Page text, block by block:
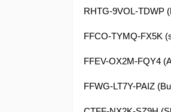
RHTG-9VOL-TDWP
FFCO-TYMQ-FX5K
FFEV-OX2M-FQY4
FFWG-LT7Y-PAIZ